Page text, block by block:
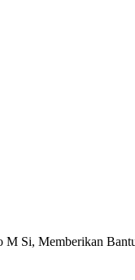
M Si, Memberikan